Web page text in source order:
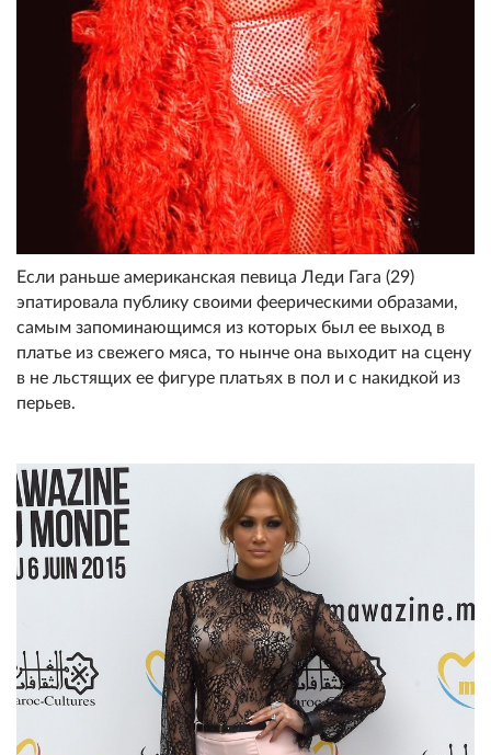
Если раньше американская певица Леди Гага (29)
эпатировала публику своими феерическими образами,
самым запоминающимся из которых был ее выход в
платье из свежего мяса, то нынче она выходит на сцену
в не льстящих ее фигуре платьях в пол и с накидкой из
перьев.